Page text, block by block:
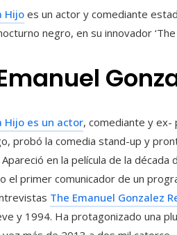
Hijo es un actor y comediante
negro, en su innovador ‘The
Hijo es un actor, comediante y
probó la comedia stand-up y
en la película de la
el primer comunicador de un
The Emanuel Gonzalez
y 1994. Ha protagonizado una